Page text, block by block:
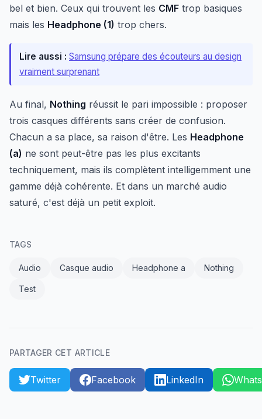
bel et bien. Ceux qui trouvent les CMF trop basiques
mais les Headphone (1) trop chers.
Lire aussi : Samsung prépare des écouteurs au design
vraiment surprenant
Au final, Nothing réussit le pari impossible : proposer
trois casques différents sans créer de confusion.
Chacun a sa place, sa raison d'être. Les Headphone
(a) ne sont peut-être pas les plus excitants
techniquement, mais ils complètent intelligemment une
gamme déjà cohérente. Et dans un marché audio
saturé, c'est déjà un petit exploit.
TAGS
Audio Casque audio Headphone a Nothing
Test
PARTAGER CET ARTICLE
Twitter Facebook LinkedIn